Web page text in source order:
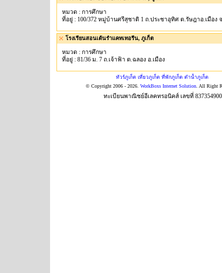
หมวด : การศึกษา
ที่อยู่ : 100/372 หมู่บ้านศรีสุชาติ 1 ถ.ประชาอุทิศ ต.รัษฎาอ.เมือง จ
โรงเรียนสอนเต้นรำแคทเทอรีน, ภูเก็ต
หมวด : การศึกษา
ที่อยู่ : 81/36 ม. 7 ถ.เจ้าฟ้า ต.ฉลอง อ.เมือง
ทัวร์ภูเก็ต เที่ยวภูเก็ต ที่พักภูเก็ต ดำน้ำภูเก็ต
© Copyright 2006 - 2026. WorkBoxs Internet Solution. All Right
ทะเบียนพาณิชย์อีเลคทรอนิคส์ เลขที่